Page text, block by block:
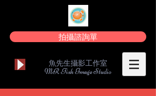
拍攝諮詢單
魚先生攝影工作室
MR Fish Image Studio